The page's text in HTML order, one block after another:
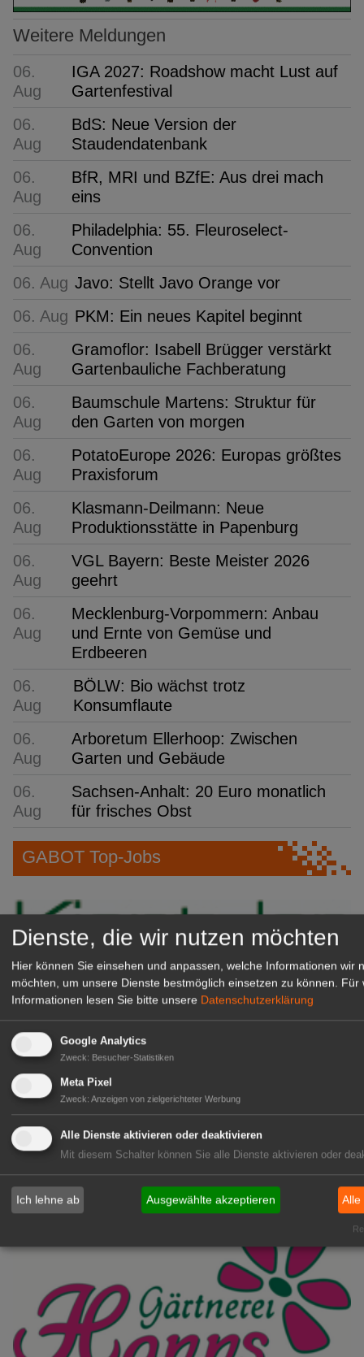
Weitere Meldungen
06.
Aug
IGA 2027: Roadshow macht Lust auf
Gartenfestival
06.
Aug
BdS: Neue Version der
Staudendatenbank
06.
Aug
BfR, MRI und BZfE: Aus drei mach
eins
06.
Aug
Philadelphia: 55. Fleuroselect-
Convention
06. Aug Javo: Stellt Javo Orange vor
06. Aug PKM: Ein neues Kapitel beginnt
06.
Aug
Gramoflor: Isabell Brügger verstärkt
Gartenbauliche Fachberatung
06.
Aug
Baumschule Martens: Struktur für
den Garten von morgen
06.
Aug
PotatoEurope 2026: Europas größtes
Praxisforum
06.
Aug
Klasmann-Deilmann: Neue
Produktionsstätte in Papenburg
06.
Aug
VGL Bayern: Beste Meister 2026
geehrt
06.
Aug
Mecklenburg-Vorpommern: Anbau
und Ernte von Gemüse und
Erdbeeren
06.
Aug
BÖLW: Bio wächst trotz
Konsumflaute
06.
Aug
Arboretum Ellerhoop: Zwischen
Garten und Gebäude
06.
Aug
Sachsen-Anhalt: 20 Euro monatlich
für frisches Obst
GABOT Top-Jobs
Kientzler Jungpflanzen GmbH
& Co KG
Gärtner im Zierpflanzenbau
(Geselle/Meister/Techniker)
(m/w/d)
Gensingen
zur Stellenanzeige
Dienste, die wir nutzen möchten
Hier können Sie einsehen und anpassen, welche Informationen wir
möchten, um unsere Dienste bestmöglich einsetzen zu können.
Für
Informationen lesen Sie bitte unsere Datenschutzerklärung
Google Analytics
Zweck: Besucher-Statistiken
Meta Pixel
Zweck: Anzeigen von zielgerichteter Werbung
Alle Dienste aktivieren oder deaktivieren
Mit diesem Schalter können Sie alle Dienste aktivieren oder
Ich lehne ab Ausgewählte akzeptieren Alle